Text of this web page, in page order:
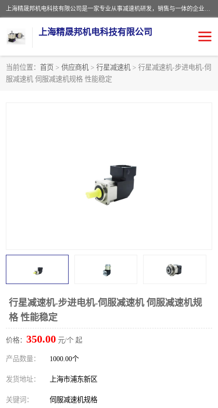
上海精晟邦机电科技有限公司是一家专业从事减速机研发，销售与一体的企业。公司拥有资深技术人员和技术团队服务人才，致力于为广大客户提供专业，细致的产品服务。主营产品有：中型减速电机，微型调速电机，精密行星减速机，蜗轮蜗杆减速机，RFKS四大系列减速机，SKM双曲面齿轮减速机，齿轮减速电机，行星减速机，防爆电机，变频器等系列；产品广泛用于汽车，船舶，能源，环保，包装，物流等领域，欢迎咨询。
上海精晟邦机电科技有限公司
当前位置： 首页 > 供应商机 > 行星减速机 > 行星减速机-步进电机-伺
服减速机 伺服减速机规格 性能稳定
行星减速机-步进电机-伺服减速机 伺服减速机规
格 性能稳定
价格： 350.00 元/个 起
产品数量： 1000.00个
发货地址： 上海市浦东新区
关键词： 伺服减速机规格
减速电机
晟邦电机